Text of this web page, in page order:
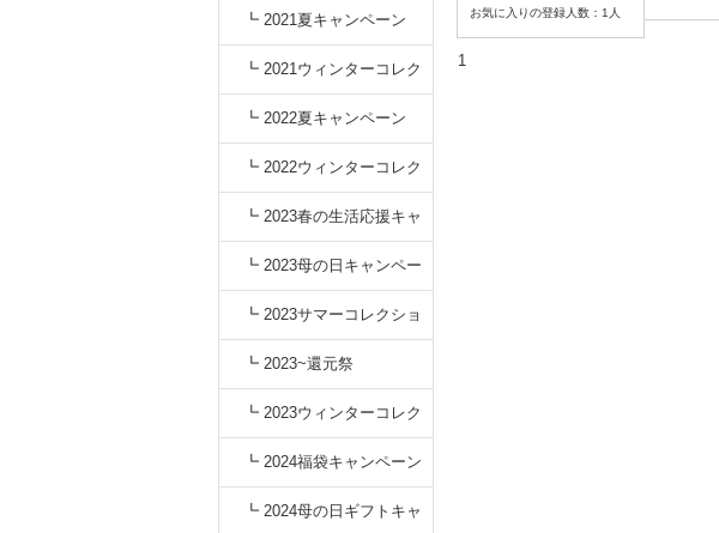
┗ 2021夏キャンペーン
┗ 2021ウィンターコレク
ション
┗ 2022夏キャンペーン
┗ 2022ウィンターコレク
ション
┗ 2023春の生活応援キャ
ンペーン
┗ 2023母の日キャンペー
ン
┗ 2023サマーコレクショ
ン
┗ 2023~還元祭
┗ 2023ウィンターコレク
ション
┗ 2024福袋キャンペーン
┗ 2024母の日ギフトキャ
お気に入りの登録人数：1人
1